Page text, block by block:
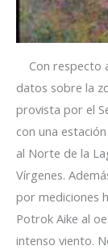
Con respecto
datos sobre la
provista por el
con una
al Norte de la
Vírgenes.
por mediciones
Potrok Aike al
intenso viento.